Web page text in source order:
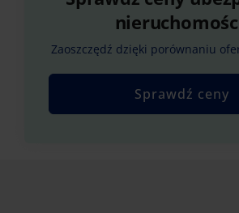
Zaoszczędź dzięki porównaniu
Sprawdź ceny